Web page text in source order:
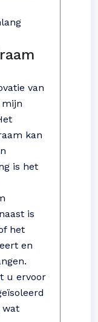
van
mijn
kan
is het
is
het
en
u ervoor
wat